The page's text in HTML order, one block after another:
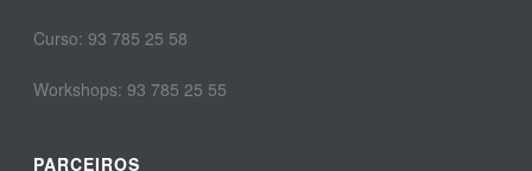
Curso: 93 785 25 58
Workshops: 93 785 25 55
PARCEIROS